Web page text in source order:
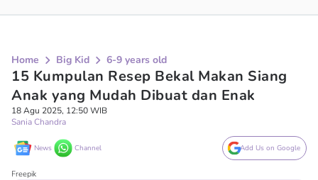
Home Big Kid 6-9 years old
15 Kumpulan Resep Bekal Makan Siang
Anak yang Mudah Dibuat dan Enak
18 Agu 2025, 12:50 WIB
Sania Chandra
News Channel Add Us on Google
Freepik